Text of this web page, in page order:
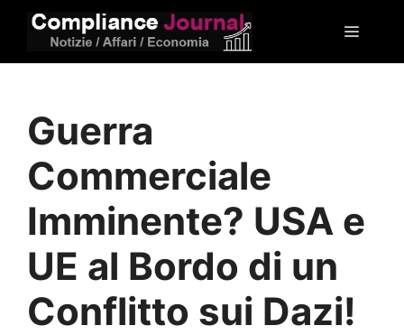
Menu
Guerra
Commerciale
Imminente? USA e
UE al Bordo di un
Conflitto sui Dazi!